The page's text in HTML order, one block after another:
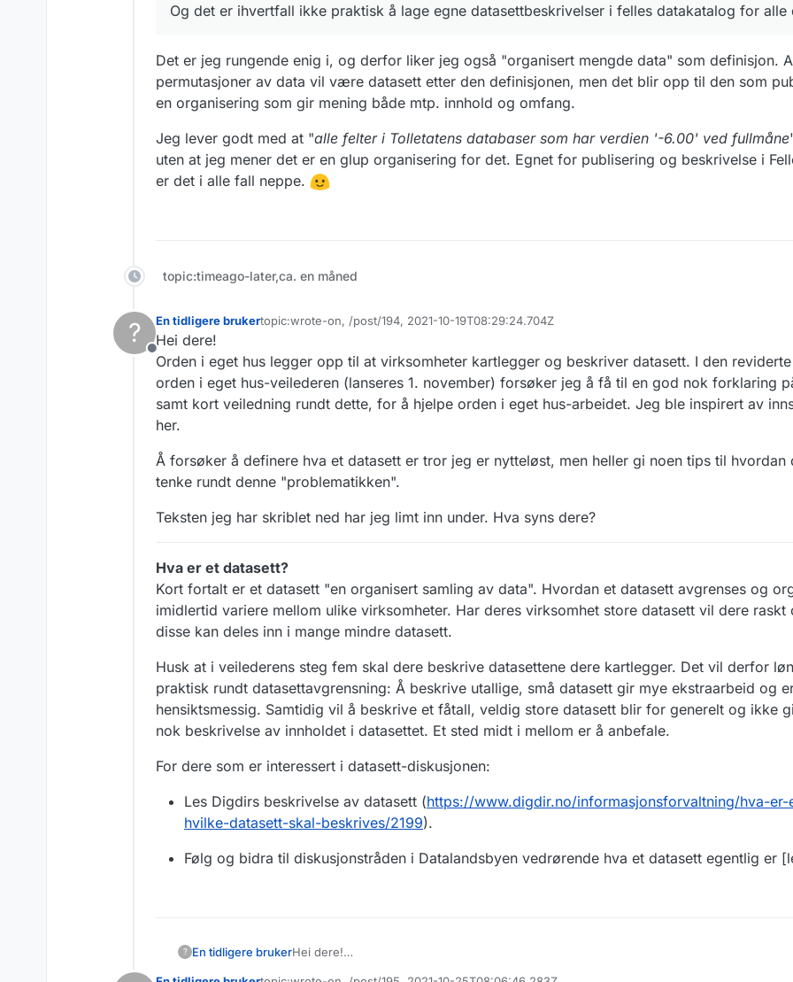
Og det er ihvertfall ikke praktisk å lage egne datasettbeskrivelser i felles datakatalog for alle
Det er jeg rungende enig i, og derfor liker jeg også "organisert mengde data" som definisjon.
permutasjoner av data vil være datasett etter den definisjonen, men det blir opp til den som
en organisering som gir mening både mtp. innhold og omfang.
Jeg lever godt med at "alle felter i Tolletatens databaser som har verdien '-6.00' ved fullmåne
uten at jeg mener det er en glup organisering for det. Egnet for publisering og beskrivelse i
er det i alle fall neppe.
topic:timeago-later,ca. en måned
?
Frakoblet
En tidligere brukertopic:wrote-on, /post/194, 2021-10-19T08:29:24.704Z
Sist endret av
Hei dere!
Orden i eget hus legger opp til at virksomheter kartlegger og beskriver datasett. I den
orden i eget hus-veilederen (lanseres 1. november) forsøker jeg å få til en god nok forklaring
samt kort veiledning rundt dette, for å hjelpe orden i eget hus-arbeidet. Jeg ble inspirert av
her.
Å forsøker å definere hva et datasett er tror jeg er nytteløst, men heller gi noen tips til hvordan
tenke rundt denne "problematikken".
Teksten jeg har skriblet ned har jeg limt inn under. Hva syns dere?
Hva er et datasett?
Kort fortalt er et datasett "en organisert samling av data". Hvordan et datasett avgrenses og
imidlertid variere mellom ulike virksomheter. Har deres virksomhet store datasett vil dere raskt
disse kan deles inn i mange mindre datasett.
Husk at i veilederens steg fem skal dere beskrive datasettene dere kartlegger. Det vil derfor
praktisk rundt datasettavgrensning: Å beskrive utallige, små datasett gir mye ekstraarbeid og
hensiktsmessig. Samtidig vil å beskrive et fåtall, veldig store datasett blir for generelt og ikke
nok beskrivelse av innholdet i datasettet. Et sted midt i mellom er å anbefale.
For dere som er interessert i datasett-diskusjonen:
Les Digdirs beskrivelse av datasett (https://www.digdir.no/informasjonsforvaltning/hva-
hvilke-datasett-skal-beskrives/2199).
Følg og bidra til diskusjonstråden i Datalandsbyen vedrørende hva et datasett egentlig er
? En tidligere brukerHei dere!